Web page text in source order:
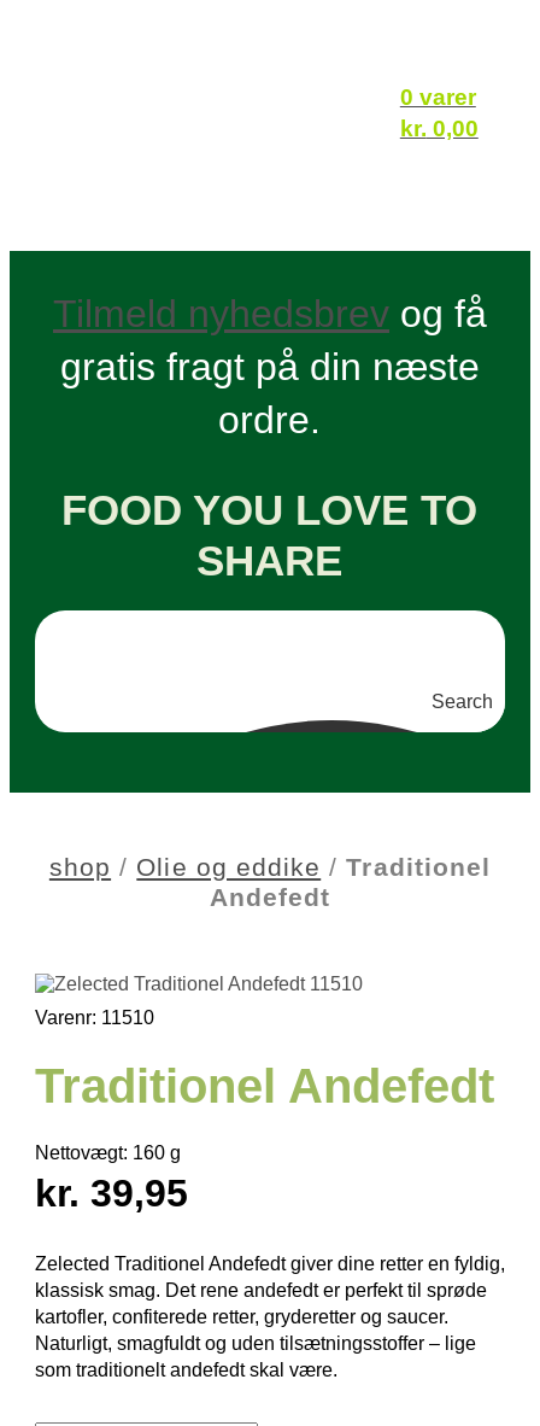
0 varer
kr. 0,00
Tilmeld nyhedsbrevog få
gratis fragt på din næste
ordre.
FOOD YOU LOVE TO
SHARE
Search
shop / Olie og eddike /Traditionel
Andefedt
Varenr: 11510
Traditionel Andefedt
Nettovægt: 160 g
kr. 39,95
Zelected Traditionel Andefedt giver dine retter en fyldig,
klassisk smag. Det rene andefedt er perfekt til sprøde
kartofler, confiterede retter, gryderetter og saucer.
Naturligt, smagfuldt og uden tilsætnings­stoffer – lige
som traditionelt andefedt skal være.